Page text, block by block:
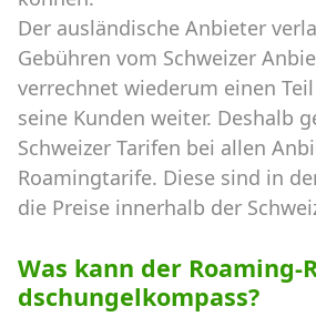
Der ausländische Anbieter
Gebühren vom Schweizer
verrechnet wiederum einen
seine Kunden weiter. Deshalb
Schweizer Tarifen bei allen
Roamingtarife. Diese sind in
die Preise innerhalb der
Was kann der Roaming-
dschungelkompass?